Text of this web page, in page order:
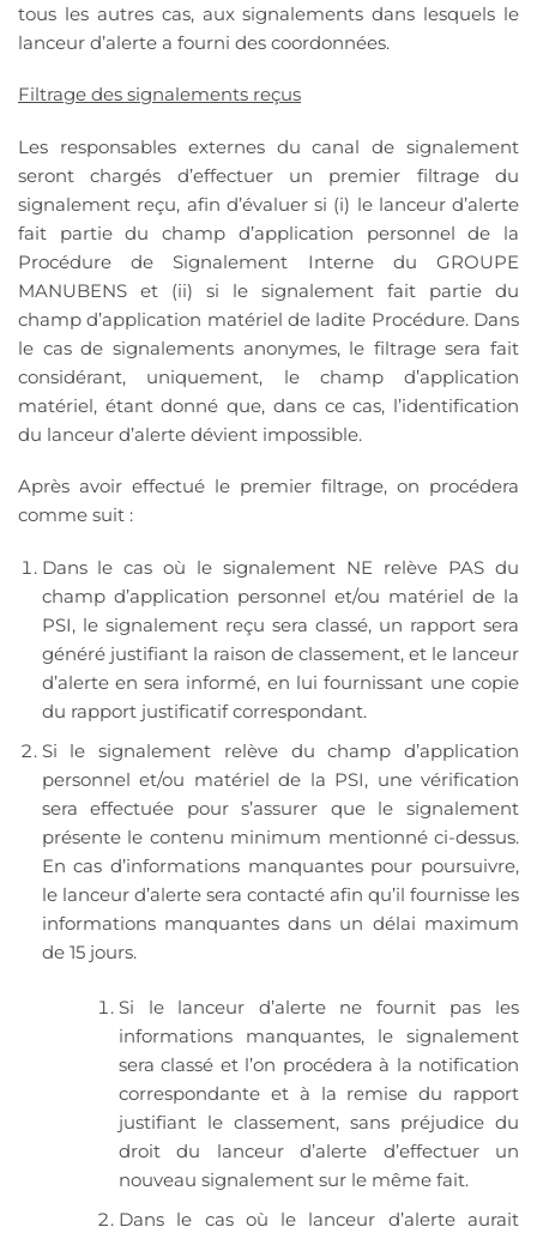
tous les autres cas, aux signalements dans lesquels le
lanceur d’alerte a fourni des coordonnées.
Filtrage des signalements reçus
Les responsables externes du canal de signalement
seront chargés d’effectuer un premier filtrage du
signalement reçu, afin d’évaluer si (i) le lanceur d’alerte
fait partie du champ d’application personnel de la
Procédure de Signalement Interne du GROUPE
MANUBENS et (ii) si le signalement fait partie du
champ d’application matériel de ladite Procédure. Dans
le cas de signalements anonymes, le filtrage sera fait
considérant, uniquement, le champ d’application
matériel, étant donné que, dans ce cas, l’identification
du lanceur d’alerte dévient impossible.
Après avoir effectué le premier filtrage, on procédera
comme suit :
Dans le cas où le signalement NE relève PAS du
champ d’application personnel et/ou matériel de la
PSI, le signalement reçu sera classé, un rapport sera
généré justifiant la raison de classement, et le lanceur
d’alerte en sera informé, en lui fournissant une copie
du rapport justificatif correspondant.
Si le signalement relève du champ d’application
personnel et/ou matériel de la PSI, une vérification
sera effectuée pour s’assurer que le signalement
présente le contenu minimum mentionné ci-dessus.
En cas d’informations manquantes pour poursuivre,
le lanceur d’alerte sera contacté afin qu’il fournisse les
informations manquantes dans un délai maximum
de 15 jours.
Si le lanceur d’alerte ne fournit pas les
informations manquantes, le signalement
sera classé et l’on procédera à la notification
correspondante et à la remise du rapport
justifiant le classement, sans préjudice du
droit du lanceur d’alerte d’effectuer un
nouveau signalement sur le même fait.
Dans le cas où le lanceur d’alerte aurait